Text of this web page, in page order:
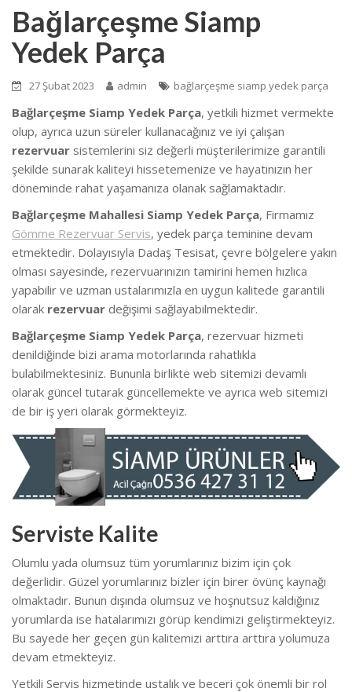
Bağlarçeşme Siamp
Yedek Parça
27 Şubat 2023 admin bağlarçeşme siamp yedek parça
Bağlarçeşme Siamp Yedek Parça, yetkili hizmet vermekte
olup, ayrıca uzun süreler kullanacağınız ve iyi çalışan
rezervuar sistemlerini siz değerli müşterilerimize garantili
şekilde sunarak kaliteyi hissetemenize ve hayatınızın her
döneminde rahat yaşamanıza olanak sağlamaktadır.
Bağlarçeşme Mahallesi Siamp Yedek Parça, Firmamız
Gömme Rezervuar Servis, yedek parça teminine devam
etmektedir. Dolayısıyla Dadaş Tesisat, çevre bölgelere yakın
olması sayesinde, rezervuarınızın tamirini hemen hızlıca
yapabilir ve uzman ustalarımızla en uygun kalitede garantili
olarak rezervuar değişimi sağlayabilmektedir.
Bağlarçeşme Siamp Yedek Parça, rezervuar hizmeti
denildiğinde bizi arama motorlarında rahatlıkla
bulabilmektesiniz. Bununla birlikte web sitemizi devamlı
olarak güncel tutarak güncellemekte ve ayrıca web sitemizi
de bir iş yeri olarak görmekteyiz.
Serviste Kalite
Olumlu yada olumsuz tüm yorumlarınız bizim için çok
değerlidir. Güzel yorumlarınız bizler için birer övünç kaynağı
olmaktadır. Bunun dışında olumsuz ve hoşnutsuz kaldığınız
yorumlarda ise hatalarımızı görüp kendimizi geliştirmekteyiz.
Bu sayede her geçen gün kalitemizi arttıra arttıra yolumuza
devam etmekteyiz.
Yetkili Servis hizmetinde ustalık ve beceri çok önemli bir rol